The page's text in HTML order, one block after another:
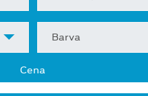
Barva
Cena